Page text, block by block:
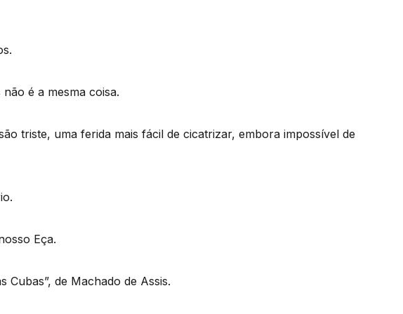
é a mesma coisa.
triste, uma ferida mais fácil de cicatrizar, embora impossível de
Eça.
Cubas”, de Machado de Assis.